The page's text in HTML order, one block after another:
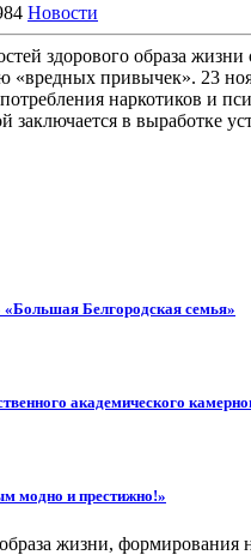
Новости
здорового образа
«вредных привычек». 23
наркотиков и
заключается в выработке
Белгородская семья»
академического
модно и престижно!»
жизни, формирования